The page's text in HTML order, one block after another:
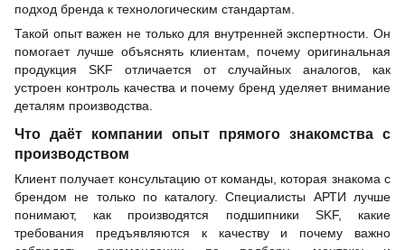
подход бренда к технологическим стандартам.
Такой опыт важен не только для внутренней экспертности. Он
помогает лучше объяснять клиентам, почему оригинальная
продукция SKF отличается от случайных аналогов, как
устроен контроль качества и почему бренд уделяет внимание
деталям производства.
Что даёт компании опыт прямого знакомства с
производством
Клиент получает консультацию от команды, которая знакома с
брендом не только по каталогу. Специалисты АРТИ лучше
понимают, как производятся подшипники SKF, какие
требования предъявляются к качеству и почему важно